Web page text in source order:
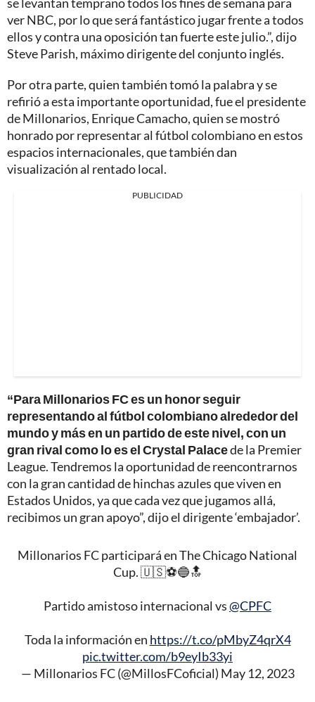
ver NBC, por lo que será fantástico jugar frente a todos
ellos y contra una oposición tan fuerte este julio.”, dijo
Steve Parish, máximo dirigente del conjunto inglés.
Por otra parte, quien también tomó la palabra y se
refirió a esta importante oportunidad, fue el presidente
de Millonarios, Enrique Camacho, quien se mostró
honrado por representar al fútbol colombiano en estos
espacios internacionales, que también dan
visualización al rentado local.
PUBLICIDAD
“Para Millonarios FC es un honor seguir
representando al fútbol colombiano alrededor del
mundo y más en un partido de este nivel, con un
gran rival como lo es el Crystal Palacede la Premier
League. Tendremos la oportunidad de reencontrarnos
con la gran cantidad de hinchas azules que viven en
Estados Unidos, ya que cada vez que jugamos allá,
recibimos un gran apoyo”, dijo el dirigente ‘embajador’.
Millonarios FC participará en The Chicago National
Cup. 🇺🇸⚽️🔵🔝
Partido amistoso internacional vs@CPFC
Toda la información en https://t.co/pMbyZ4qrX4
pic.twitter.com/b9eyIb33yi
— Millonarios FC (@MillosFCoficial) May 12, 2023